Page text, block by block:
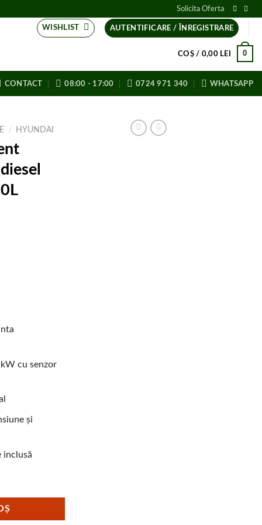
Solicita Oferta
WISHLIST AUTENTIFICARE / ÎNREGISTRARE
COȘ / 0,00 LEI 0
CONTACT 08:00 - 17:00 0724 971 340 WHATSAPP
/ HYUNDAI
cu senzor
și
inclusă